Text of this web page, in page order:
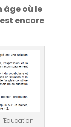
âge où le
encore